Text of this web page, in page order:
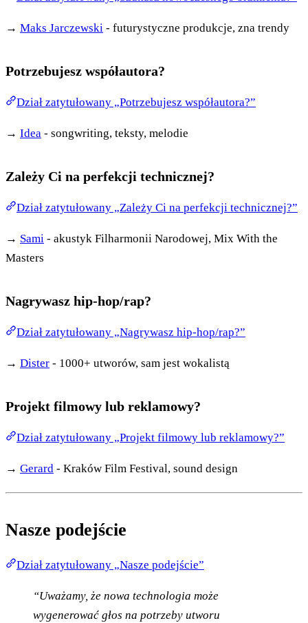
→ Maks Jarczewski - futurystyczne produkcje, zna trendy
Potrzebujesz współautora?
Dział zatytułowany „Potrzebujesz współautora?”
→ Idea - songwriting, teksty, melodie
Zależy Ci na perfekcji technicznej?
Dział zatytułowany „Zależy Ci na perfekcji technicznej?”
→ Sami - akustyk Filharmonii Narodowej, Mix With the
Masters
Nagrywasz hip-hop/rap?
Dział zatytułowany „Nagrywasz hip-hop/rap?”
→ Dister - 1000+ utworów, sam jest wokalistą
Projekt filmowy lub reklamowy?
Dział zatytułowany „Projekt filmowy lub reklamowy?”
→ Gerard - Kraków Film Festival, sound design
Nasze podejście
Dział zatytułowany „Nasze podejście”
“Uważamy, że nowa technologia może
wygenerować głos na potrzeby utworu